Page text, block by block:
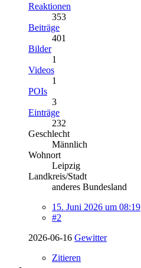
Reaktionen
353
Beiträge
401
Bilder
1
Videos
1
POIs
3
Einträge
232
Geschlecht
Männlich
Wohnort
Leipzig
Landkreis/Stadt
anderes Bundesland
15. Juni 2026 um 08:19
#2
2026-06-16 Gewitter
Zitieren